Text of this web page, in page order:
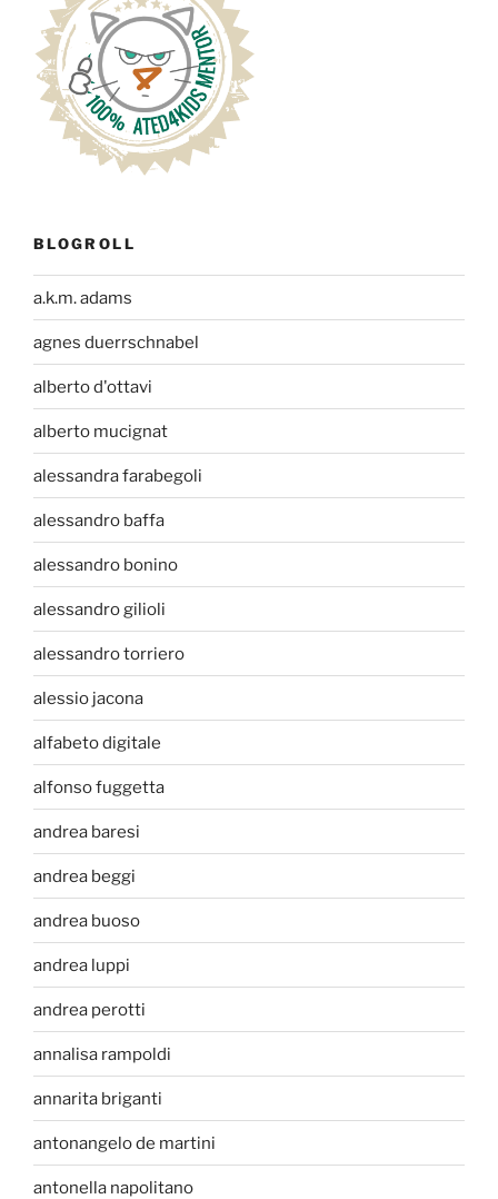
BLOGROLL
a.k.m. adams
agnes duerrschnabel
alberto d'ottavi
alberto mucignat
alessandra farabegoli
alessandro baffa
alessandro bonino
alessandro gilioli
alessandro torriero
alessio jacona
alfabeto digitale
alfonso fuggetta
andrea baresi
andrea beggi
andrea buoso
andrea luppi
andrea perotti
annalisa rampoldi
annarita briganti
antonangelo de martini
antonella napolitano